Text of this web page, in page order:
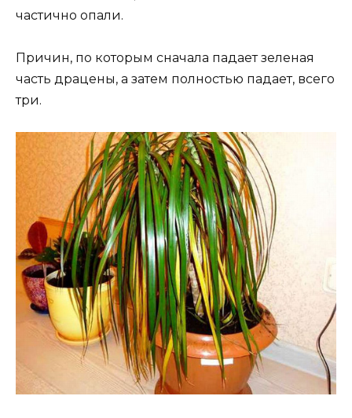
частично опали.
Причин, по которым сначала падает зеленая
часть драцены, а затем полностью падает, всего
три.